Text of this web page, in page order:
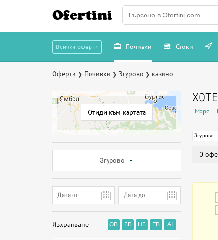
Ofertini
Всички оферти Почивки Стоки
Оферти ❯ Почивки ❯ Згурово ❯ казино
Отиди към картата
Згурово
Изхранване OB BB HB FB AI
Море
Згурово
0